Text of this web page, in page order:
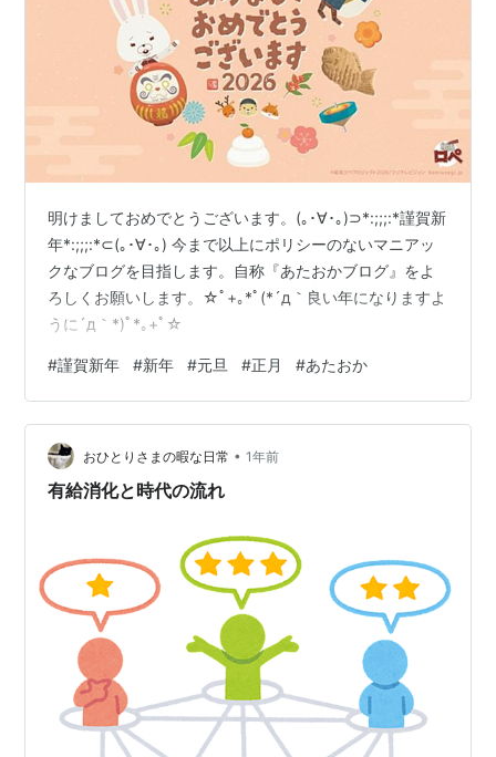
明けましておめでとうございます。(｡･∀･｡)⊃*:;;;:*謹賀新
年*:;;;:*⊂(｡･∀･｡) 今まで以上にポリシーのないマニアッ
クなブログを目指します。自称『あたおかブログ』をよ
ろしくお願いします。☆ﾟ+｡*ﾟ(*´д｀良い年になりますよ
うに´д｀*)ﾟ*｡+ﾟ☆
#謹賀新年 #新年 #元旦 #正月 #あたおか
おひとりさまの暇な日常 • 1年前
有給消化と時代の流れ